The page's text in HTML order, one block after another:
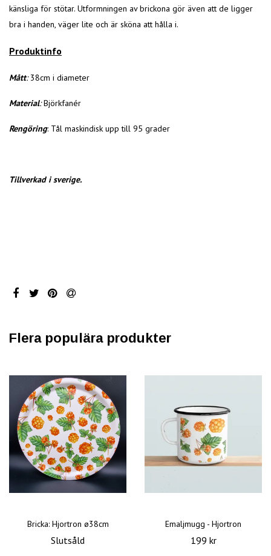
känsliga för stötar. Utformningen av brickona gör även att de ligger
bra i handen, väger lite och är sköna att hålla i.
Produktinfo
Mått: 38cm i diameter
Material:Björkfanér
Rengöring: Tål maskindisk upp till 95 grader
Tillverkad i sverige.
Flera populära produkter
Bricka: Hjortron ø38cm
Slutsåld
Emaljmugg - Hjortron
199 kr